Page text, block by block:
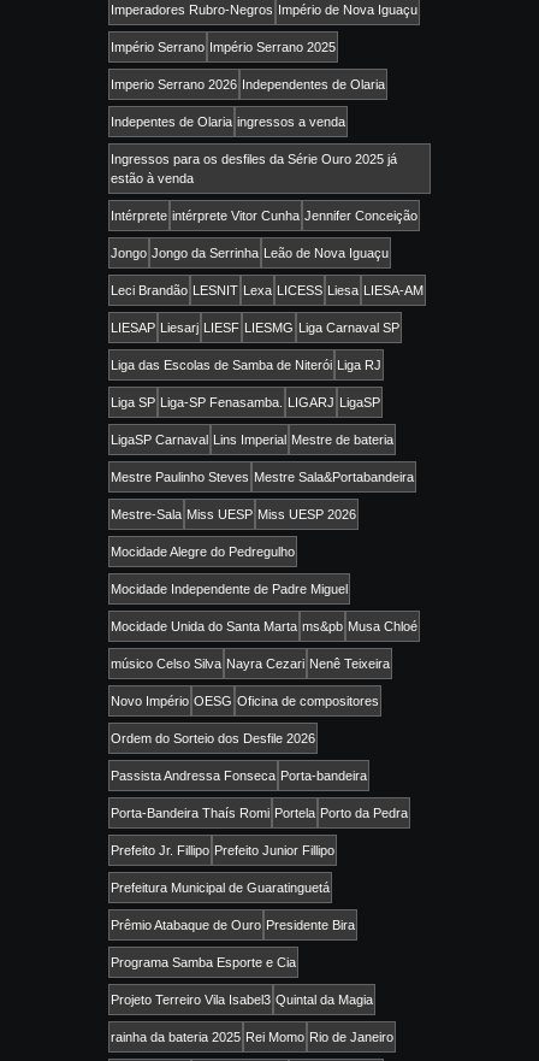
Imperadores Rubro-Negros Império de Nova Iguaçu
Império Serrano Império Serrano 2025
Imperio Serrano 2026 Independentes de Olaria
Indepentes de Olaria ingressos a venda
Ingressos para os desfiles da Série Ouro 2025 já
estão à venda
Intérprete intérprete Vitor Cunha Jennifer Conceição
Jongo Jongo da Serrinha Leão de Nova Iguaçu
Leci Brandão LESNIT Lexa LICESS Liesa LIESA-AM
LIESAP Liesarj LIESF LIESMG Liga Carnaval SP
Liga das Escolas de Samba de Niterói Liga RJ
Liga SP Liga-SP Fenasamba. LIGARJ LigaSP
LigaSP Carnaval Lins Imperial Mestre de bateria
Mestre Paulinho Steves Mestre Sala&Portabandeira
Mestre-Sala Miss UESP Miss UESP 2026
Mocidade Alegre do Pedregulho
Mocidade Independente de Padre Miguel
Mocidade Unida do Santa Marta ms&pb Musa Chloé
músico Celso Silva Nayra Cezari Nenê Teixeira
Novo Império OESG Oficina de compositores
Ordem do Sorteio dos Desfile 2026
Passista Andressa Fonseca Porta-bandeira
Porta-Bandeira Thaís Romi Portela Porto da Pedra
Prefeito Jr. Fillipo Prefeito Junior Fillipo
Prefeitura Municipal de Guaratinguetá
Prêmio Atabaque de Ouro Presidente Bira
Programa Samba Esporte e Cia
Projeto Terreiro Vila Isabel3 Quintal da Magia
rainha da bateria 2025 Rei Momo Rio de Janeiro